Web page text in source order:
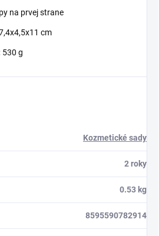
na prvej strane
cm
530 g
Kozmetické sady
2 roky
0.53 kg
8595590782914